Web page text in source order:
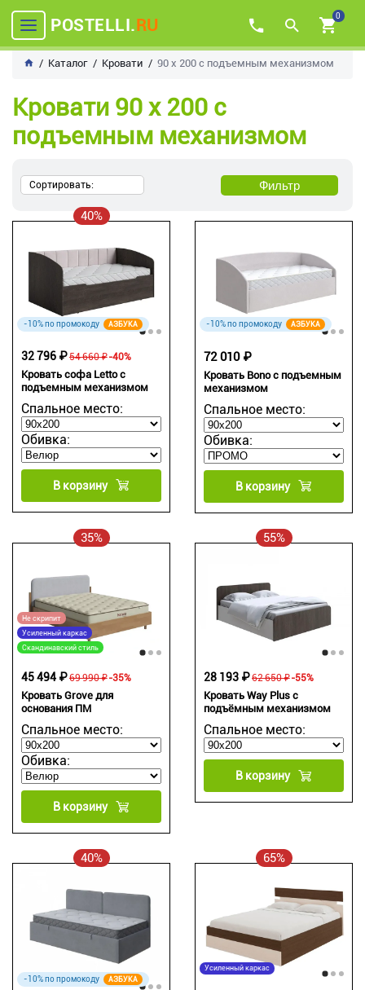
POSTELLI.RU 0
Каталог Кровати 90 х 200 с подъемным механизмом
Кровати 90 х 200 с
подъемным механизмом
Сортировать: Фильтр
40%
-10% по промокоду АЗБУКА
Кровать софа Letto с
подъемным механизмом
Спальное место:
Обивка:
54 660 ₽
32 796 ₽ -40%
В корзину
-10% по промокоду АЗБУКА
Кровать Bono с подъемным
механизмом
Спальное место:
Обивка:
72 010 ₽
В корзину
35%
Не скрипит
Усиленный каркас
Скандинавский стиль
Кровать Grove для
основания ПМ
Спальное место:
Обивка:
69 990 ₽
45 494 ₽ -35%
В корзину
55%
Кровать Way Plus с
подъёмным механизмом
Спальное место:
62 650 ₽
28 193 ₽ -55%
В корзину
40%
-10% по промокоду АЗБУКА
65%
Усиленный каркас